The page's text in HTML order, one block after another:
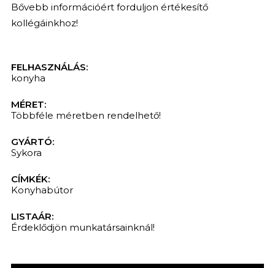
Bővebb információért forduljon értékesítő
kollégáinkhoz!
FELHASZNÁLÁS:
konyha
MÉRET:
Többféle méretben rendelhető!
GYÁRTÓ:
Sykora
CÍMKÉK:
Konyhabútor
LISTAÁR:
Érdeklődjön munkatársainknál!